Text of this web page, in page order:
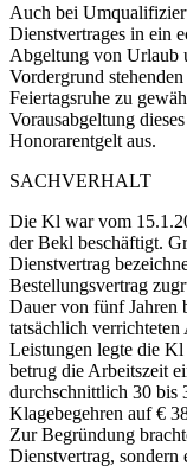
Auch bei
Dienstvertrages in ein
Abgeltung von Urlaub
Vordergrund
Feiertagsruhe zu
Vorausabgeltung
Honorarentgelt aus.
SACHVERHALT
Die Kl war vom
der Bekl beschäftigt.
Dienstvertrag
Bestellungsvertrag
Dauer von fünf Jahren
tatsächlich verrichteten
Leistungen legte die
betrug die Arbeitszeit
durchschnittlich 30 bis
Klagebegehren auf €
Zur Begründung
Dienstvertrag, sondern